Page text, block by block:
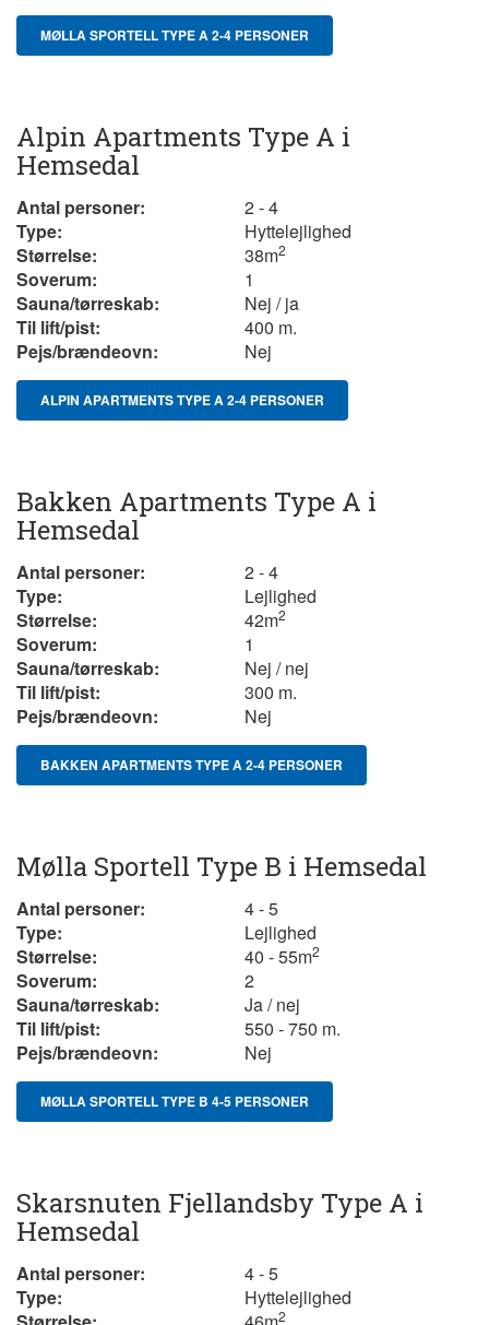
MØLLA SPORTELL TYPE A 2-4 PERSONER
Alpin Apartments Type A i
Hemsedal
Antal personer:
2 - 4
Type:
Hyttelejlighed
Størrelse:
38m2
Soverum:
1
Sauna/tørreskab:
Nej / ja
Til lift/pist:
400 m.
Pejs/brændeovn:
Nej
ALPIN APARTMENTS TYPE A 2-4 PERSONER
Bakken Apartments Type A i
Hemsedal
Antal personer:
2 - 4
Type:
Lejlighed
Størrelse:
42m2
Soverum:
1
Sauna/tørreskab:
Nej / nej
Til lift/pist:
300 m.
Pejs/brændeovn:
Nej
BAKKEN APARTMENTS TYPE A 2-4 PERSONER
Mølla Sportell Type B i Hemsedal
Antal personer:
4 - 5
Type:
Lejlighed
Størrelse:
40 - 5 5m2
Soverum:
2
Sauna/tørreskab:
Ja / nej
Til lift/pist:
550 - 750 m.
Pejs/brændeovn:
Nej
MØLLA SPORTELL TYPE B 4-5 PERSONER
Skarsnuten Fjellandsby Type A i
Hemsedal
Antal personer:
4 - 5
Type:
Hyttelejlighed
2